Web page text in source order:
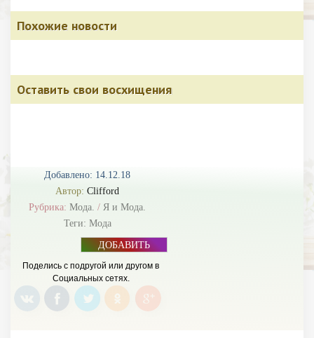
Добавлено: 14.12.18
Автор: Clifford
Рубрика: Мода. / Я и Мода.
Теги: Мода
ДОБАВИТЬ
Поделись с подругой или другом в
Социальных сетях.
Похожие новости
Оставить свои восхищения